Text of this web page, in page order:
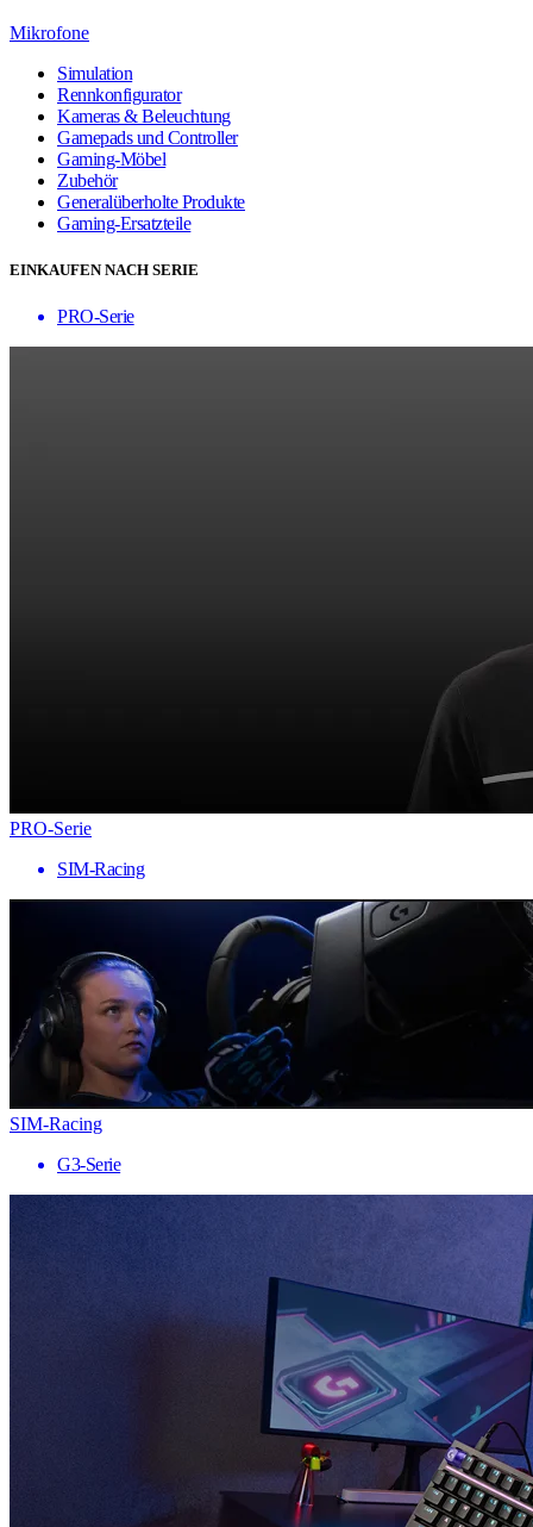
Mikrofone
Simulation
Rennkonfigurator
Kameras & Beleuchtung
Gamepads und Controller
Gaming-Möbel
Zubehör
Generalüberholte Produkte
Gaming-Ersatzteile
EINKAUFEN NACH SERIE
PRO-Serie
PRO-Serie
SIM-Racing
SIM-Racing
G3-Serie